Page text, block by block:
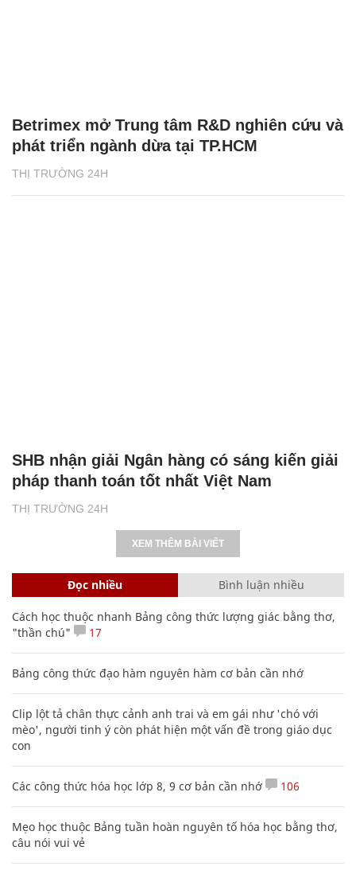
THỊ TRƯỜNG 24H
Betrimex mở Trung tâm R&D nghiên cứu và
phát triển ngành dừa tại TP.HCM
THỊ TRƯỜNG 24H
SHB nhận giải Ngân hàng có sáng kiến giải
pháp thanh toán tốt nhất Việt Nam
XEM THÊM BÀI VIẾT
Đọc nhiều Bình luận nhiều
Cách học thuộc nhanh Bảng công thức lượng giác bằng thơ,
"thần chú"
17
Bảng công thức đạo hàm nguyên hàm cơ bản cần nhớ
Clip lột tả chân thực cảnh anh trai và em gái như 'chó với
mèo', người tinh ý còn phát hiện một vấn đề trong giáo dục
con
Các công thức hóa học lớp 8, 9 cơ bản cần nhớ 106
Mẹo học thuộc Bảng tuần hoàn nguyên tố hóa học bằng thơ,
câu nói vui vẻ